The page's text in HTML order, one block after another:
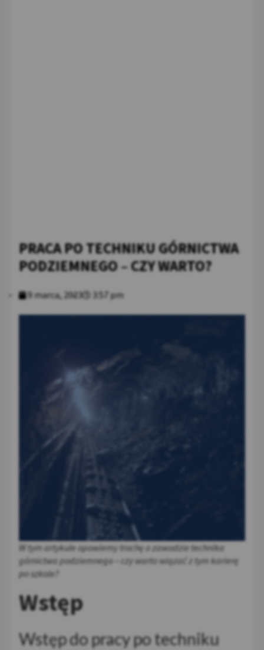
PRACA PO TECHNIKU GÓRNICTWA
PODZIEMNEGO – CZY WARTO?
9 marca, 2023 3:57 pm
W tym artykule opowiemy trochę o zawodzie technika
górnictwa podziemnego – czy warto wiązać z tym karierę
po szkole?
Wstęp
Wstęp do pracy po techniku